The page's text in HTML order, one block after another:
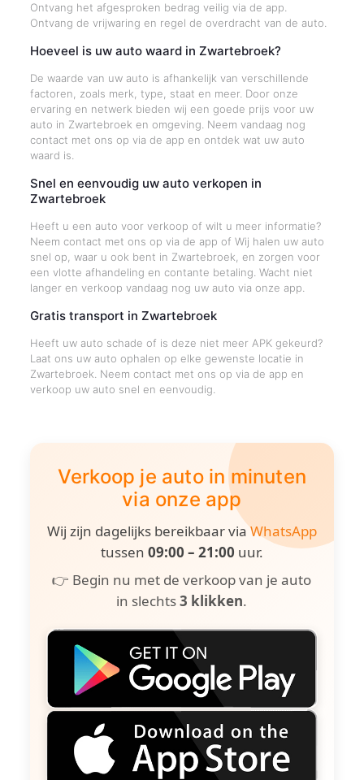
Ontvang het afgesproken bedrag veilig via de app.
Ontvang de vrijwaring en regel de overdracht van de auto.
Hoeveel is uw auto waard in Zwartebroek?
De waarde van uw auto is afhankelijk van verschillende
factoren, zoals merk, type, staat en meer. Door onze
ervaring en netwerk bieden wij een goede prijs voor uw
auto in Zwartebroek en omgeving. Neem vandaag nog
contact met ons op via de app en ontdek wat uw auto
waard is.
Snel en eenvoudig uw auto verkopen in
Zwartebroek
Heeft u een auto voor verkoop of wilt u meer informatie?
Neem contact met ons op via de app of Wij halen uw auto
snel op, waar u ook bent in Zwartebroek, en zorgen voor
een vlotte afhandeling en contante betaling. Wacht niet
langer en verkoop vandaag nog uw auto via onze app.
Gratis transport in Zwartebroek
Heeft uw auto schade of is deze niet meer APK gekeurd?
Laat ons uw auto ophalen op elke gewenste locatie in
Zwartebroek. Neem contact met ons op via de app en
verkoop uw auto snel en eenvoudig.
Verkoop je auto in minuten
via onze app
Wij zijn dagelijks bereikbaar viaWhatsApp
tussen 09:00 – 21:00 uur.
👉 Begin nu met de verkoop van je auto
in slechts3 klikken.